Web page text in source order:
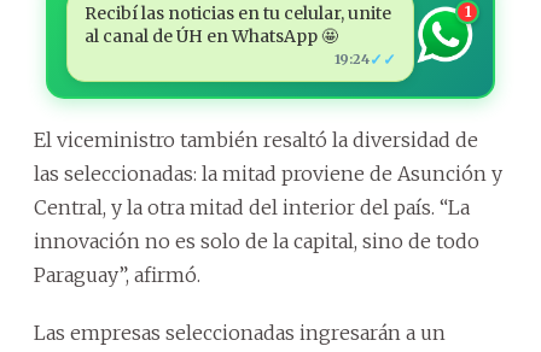
Recibí las noticias en tu celular, unite
al canal de ÚH en WhatsApp 🤩
19:24✓✓
1
El viceministro también resaltó la diversidad de
las seleccionadas: la mitad proviene de Asunción y
Central, y la otra mitad del interior del país. “La
innovación no es solo de la capital, sino de todo
Paraguay”, afirmó.
Las empresas seleccionadas ingresarán a un